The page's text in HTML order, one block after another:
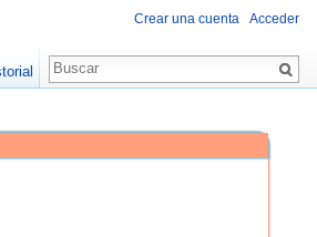
Crear una cuenta Acceder